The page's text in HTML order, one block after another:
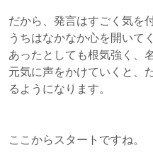
だから、発言はすごく気を
うちはなかなか心を開いて
あったとしても根気強く、
元気に声をかけていくと、
るようになります。
ここからスタートですね。